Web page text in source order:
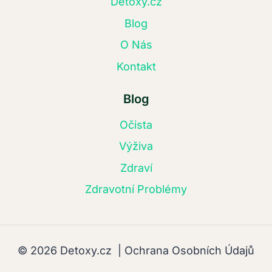
Blog
O Nás
Kontakt
Blog
Očista
Výživa
Zdraví
Zdravotní Problémy
© 2026 Detoxy.cz | Ochrana Osobních Údajů